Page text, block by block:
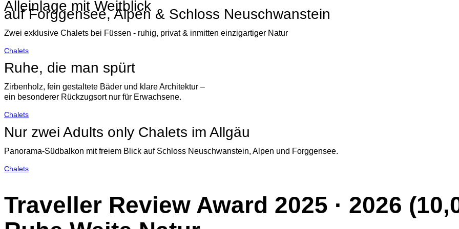
Alleinlage mit Weitblick
auf Forggensee, Alpen & Schloss Neuschwanstein
Zwei exklusive Chalets bei Füssen - ruhig, privat & inmitten einzigartiger Natur
Chalets
Ruhe, die man spürt
Zirbenholz, fein gestaltete Bäder und klare Architektur –
ein besonderer Rückzugsort nur für Erwachsene.
Chalets
Nur zwei Adults only Chalets im Allgäu
Panorama-Südbalkon mit freiem Blick auf Schloss Neuschwanstein, Alpen und Forggensee.
Chalets
Traveller Review Award 2025 · 2026